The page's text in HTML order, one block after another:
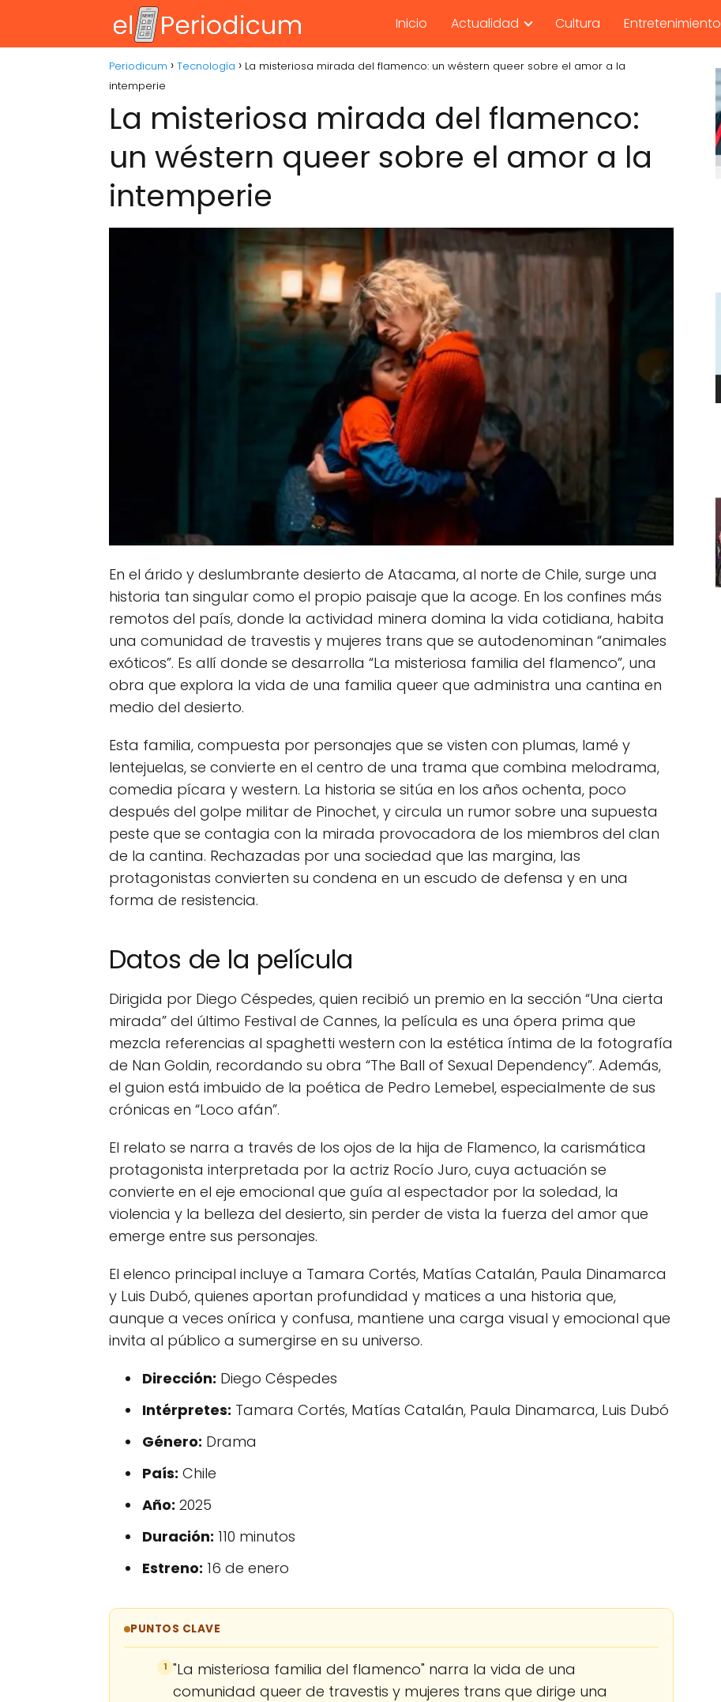
Inicio Actualidad Cultura Entretenimiento
Periodicum Tecnología
La misteriosa mirada del flamenco: un wéstern queer sobre el amor a la
intemperie
La misteriosa mirada del flamenco:
un wéstern queer sobre el amor a la
intemperie
En el árido y deslumbrante desierto de Atacama, al norte de Chile, surge una
historia tan singular como el propio paisaje que la acoge. En los confines más
remotos del país, donde la actividad minera domina la vida cotidiana, habita
una comunidad de travestis y mujeres trans que se autodenominan “animales
exóticos”. Es allí donde se desarrolla “La misteriosa familia del flamenco”, una
obra que explora la vida de una familia queer que administra una cantina en
medio del desierto.
Esta familia, compuesta por personajes que se visten con plumas, lamé y
lentejuelas, se convierte en el centro de una trama que combina melodrama,
comedia pícara y western. La historia se sitúa en los años ochenta, poco
después del golpe militar de Pinochet, y circula un rumor sobre una supuesta
peste que se contagia con la mirada provocadora de los miembros del clan
de la cantina. Rechazadas por una sociedad que las margina, las
protagonistas convierten su condena en un escudo de defensa y en una
forma de resistencia.
Datos de la película
Dirigida por Diego Céspedes, quien recibió un premio en la sección “Una cierta
mirada” del último Festival de Cannes, la película es una ópera prima que
mezcla referencias al spaghetti western con la estética íntima de la fotografía
de Nan Goldin, recordando su obra “The Ball of Sexual Dependency”. Además,
el guion está imbuido de la poética de Pedro Lemebel, especialmente de sus
crónicas en “Loco afán”.
El relato se narra a través de los ojos de la hija de Flamenco, la carismática
protagonista interpretada por la actriz Rocío Juro, cuya actuación se
convierte en el eje emocional que guía al espectador por la soledad, la
violencia y la belleza del desierto, sin perder de vista la fuerza del amor que
emerge entre sus personajes.
El elenco principal incluye a Tamara Cortés, Matías Catalán, Paula Dinamarca
y Luis Dubó, quienes aportan profundidad y matices a una historia que,
aunque a veces onírica y confusa, mantiene una carga visual y emocional que
invita al público a sumergirse en su universo.
Dirección: Diego Céspedes
Intérpretes: Tamara Cortés, Matías Catalán, Paula Dinamarca, Luis Dubó
Género: Drama
País: Chile
Año: 2025
Duración: 110 minutos
Estreno: 16 de enero
PUNTOS CLAVE
1 "La misteriosa familia del flamenco" narra la vida de una
comunidad queer de travestis y mujeres trans que dirige una